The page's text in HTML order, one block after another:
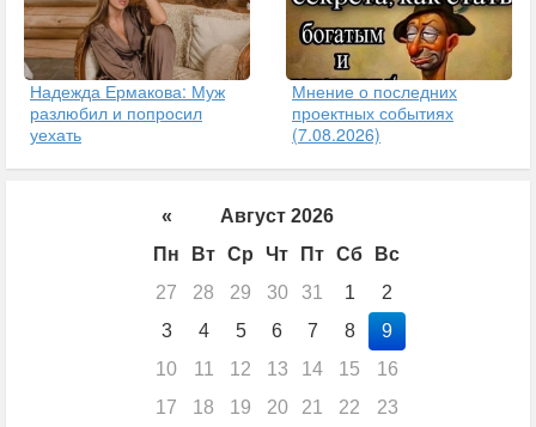
Надежда Ермакова: Муж
разлюбил и попросил
уехать
Мнение о последних
проектных событиях
(7.08.2026)
«
Август 2026
Пн
Вт Ср Чт Пт Сб
Вс
27
28 29 30 31 1
2
3
4 5 6 7 8
9
10
11 12 13 14 15
16
17
18 19 20 21 22 23